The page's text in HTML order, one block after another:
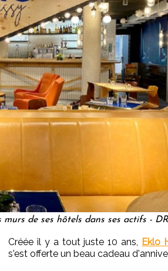
de ses hôtels dans ses actifs - DR
Créée il y a tout juste 10 ans, Eklo
s'est offerte un beau cadeau